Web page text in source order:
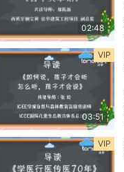
02:48
VIP
03:51
VIP